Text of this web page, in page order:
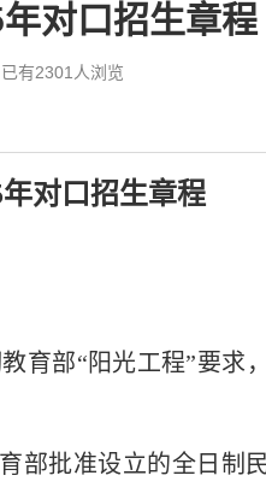
对口招生章程
有2301 人浏览
年对口招生章程
育部“阳光工程”要求
部批准设立的全日制